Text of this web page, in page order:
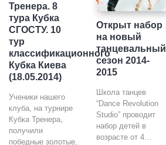
Тренера. 8
тура Кубка
СГОСТУ. 10
тур
классификационного
Кубка Киева
(18.05.2014)
Ученики нашего
клуба, на турнире
Кубка Тренера,
получили
победные золотые,
Открыт набор
на новый
танцевальный
сезон 2014-
2015
Школа танцев
“Dance Revolution
Studio” проводит
набор детей в
возрасте от 4…